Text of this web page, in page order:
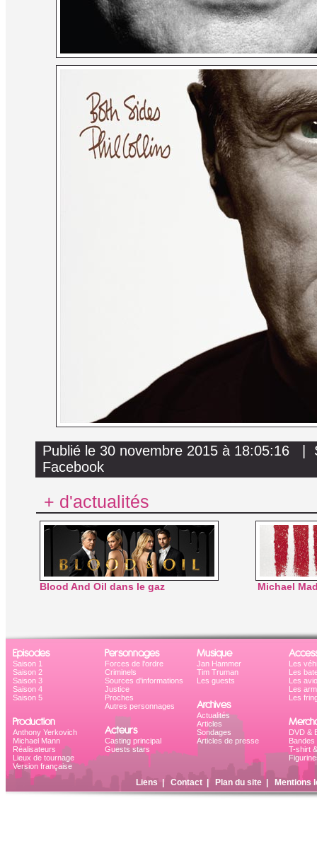
Publié le 30 novembre 2015 à 18:05:16 |
Facebook
+ d'actualités
Blood And Oil dans le gaz Michael
Episodes
Saison 1
Saison 2
Saison 3
Saison 4
Saison 5
Production
Anthony Yerkovich
Michael Mann
Réalisateurs
Lieux de tournage
Version française
Personnages
Forces de l'ordre
Criminels
Sources d'informations
Justice
Proches
Autres personnages
Acteurs
Casting principal
Guests stars
Musique
Jan Hammer
Tim Truman
Les guests
Archives
Actualités
Articles
Sondages
Articles de presse
Les
Les
Les
Les
Les
DVD &
Bandes
T-shirt
Liens Contact| Plan du site| Mentions